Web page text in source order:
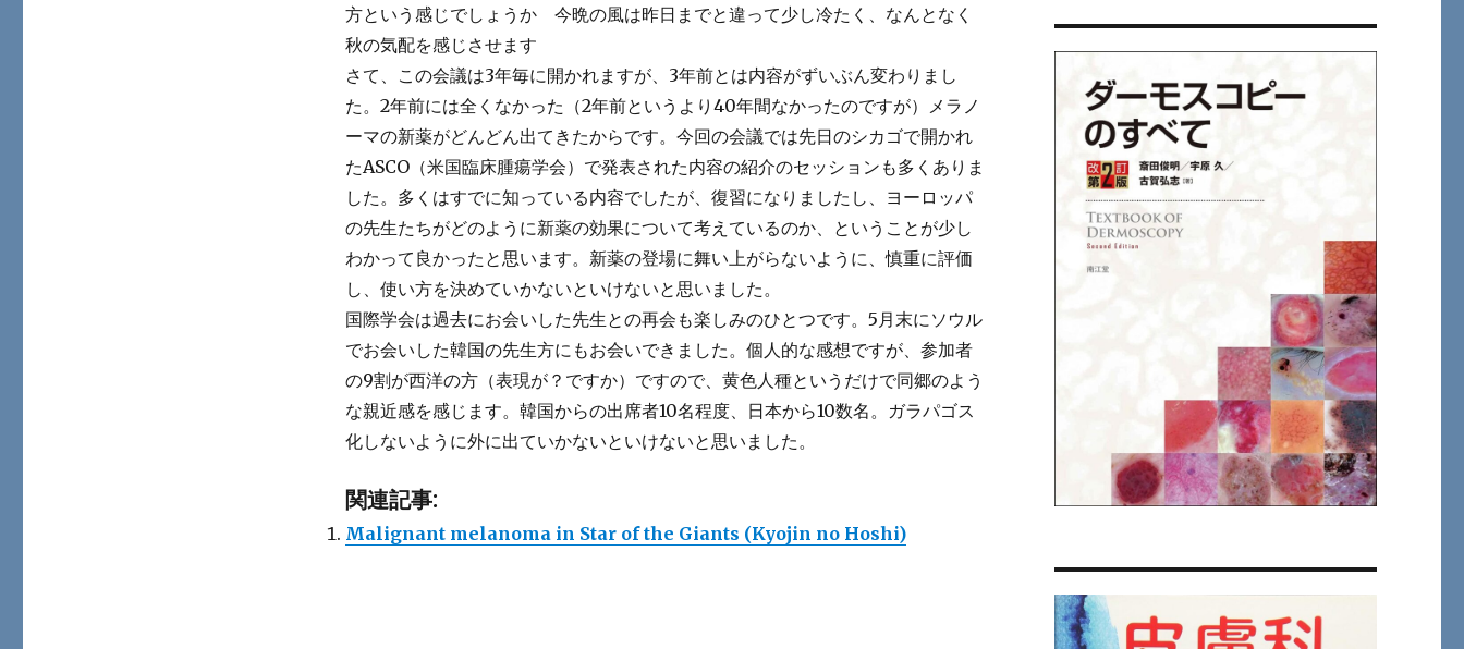
方という感じでしょうか 今晩の風は昨日までと違って少し冷たく、なんとなく
秋の気配を感じさせます
さて、この会議は3年毎に開かれますが、3年前とは内容がずいぶん変わりまし
た。2年前には全くなかった（2年前というより40年間なかったのですが）メラノ
ーマの新薬がどんどん出てきたからです。今回の会議では先日のシカゴで開かれ
たASCO（米国臨床腫瘍学会）で発表された内容の紹介のセッションも多くありま
した。多くはすでに知っている内容でしたが、復習になりましたし、ヨーロッパ
の先生たちがどのように新薬の効果について考えているのか、ということが少し
わかって良かったと思います。新薬の登場に舞い上がらないように、慎重に評価
し、使い方を決めていかないといけないと思いました。
国際学会は過去にお会いした先生との再会も楽しみのひとつです。5月末にソウル
でお会いした韓国の先生方にもお会いできました。個人的な感想ですが、参加者
の9割が西洋の方（表現が？ですか）ですので、黄色人種というだけで同郷のよう
な親近感を感じます。韓国からの出席者10名程度、日本から10数名。ガラパゴス
化しないように外に出ていかないといけないと思いました。
関連記事:
Malignant melanoma in Star of the Giants (Kyojin no Hoshi)